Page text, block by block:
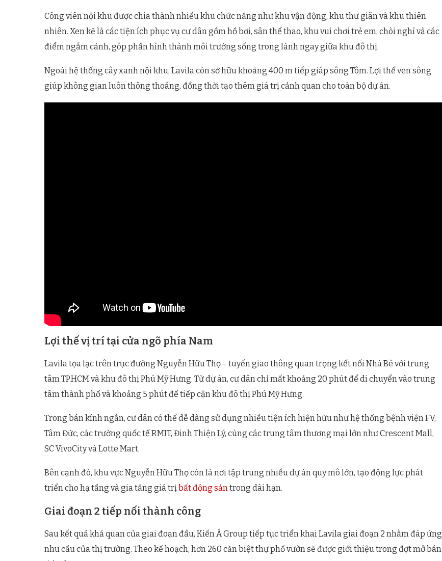
Công viên nội khu được chia thành nhiều khu chức năng như khu vận động, khu thư giãn và khu thiên
nhiên. Xen kẽ là các tiện ích phục vụ cư dân gồm hồ bơi, sân thể thao, khu vui chơi trẻ em, chòi nghỉ và các
điểm ngắm cảnh, góp phần hình thành môi trường sống trong lành ngay giữa khu đô thị.
Ngoài hệ thống cây xanh nội khu, Lavila còn sở hữu khoảng 400 m tiếp giáp sông Tôm. Lợi thế ven sông
giúp không gian luôn thông thoáng, đồng thời tạo thêm giá trị cảnh quan cho toàn bộ dự án.
Lợi thế vị trí tại cửa ngõ phía Nam
Lavila tọa lạc trên trục đường Nguyễn Hữu Thọ – tuyến giao thông quan trọng kết nối Nhà Bè với trung
tâm TP.HCM và khu đô thị Phú Mỹ Hưng. Từ dự án, cư dân chỉ mất khoảng 20 phút để di chuyển vào trung
tâm thành phố và khoảng 5 phút để tiếp cận khu đô thị Phú Mỹ Hưng.
Trong bán kính ngắn, cư dân có thể dễ dàng sử dụng nhiều tiện ích hiện hữu như hệ thống bệnh viện FV,
Tâm Đức, các trường quốc tế RMIT, Đinh Thiện Lý, cùng các trung tâm thương mại lớn như Crescent Mall,
SC VivoCity và Lotte Mart.
Bên cạnh đó, khu vực Nguyễn Hữu Thọ còn là nơi tập trung nhiều dự án quy mô lớn, tạo động lực phát
triển cho hạ tầng và gia tăng giá trị bất động sảntrong dài hạn.
Giai đoạn 2 tiếp nối thành công
Sau kết quả khả quan của giai đoạn đầu, Kiến Á Group tiếp tục triển khai Lavila giai đoạn 2 nhằm đáp ứng
nhu cầu của thị trường. Theo kế hoạch, hơn 260 căn biệt thự phố vườn sẽ được giới thiệu trong đợt mở bán